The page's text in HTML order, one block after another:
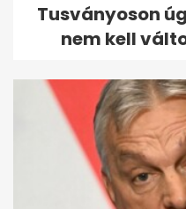
Tusványoson
nem kell